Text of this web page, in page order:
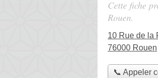
Cette fiche
Rouen.
10 Rue de la
76000 Rouen
📞 Appeler